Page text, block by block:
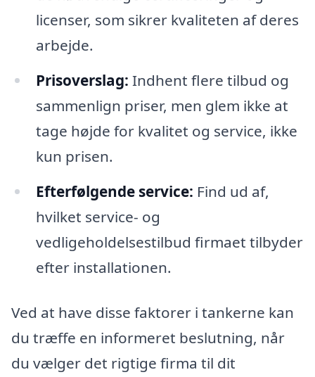
licenser, som sikrer kvaliteten af deres
arbejde.
Prisoverslag: Indhent flere tilbud og
sammenlign priser, men glem ikke at
tage højde for kvalitet og service, ikke
kun prisen.
Efterfølgende service: Find ud af,
hvilket service- og
vedligeholdelsestilbud firmaet tilbyder
efter installationen.
Ved at have disse faktorer i tankerne kan
du træffe en informeret beslutning, når
du vælger det rigtige firma til dit